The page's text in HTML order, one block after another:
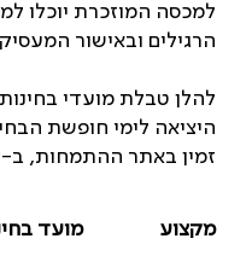
למכסה המוזכרת יוכלו
הרגילים ובאישור
להלן טבלת מועדי
היציאה לימי חופשת
זמין באתר ההתמחות, ב-
מקצוע מועד